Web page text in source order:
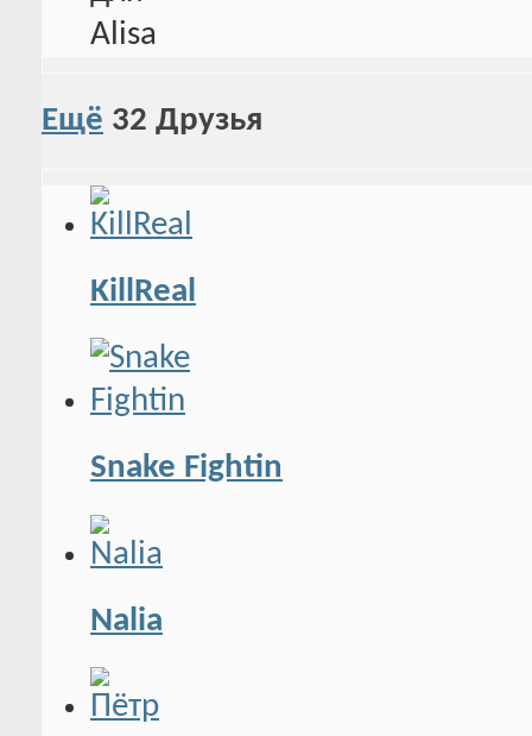
Ещё 32 Друзья
KillReal
Snake Fightin
Nalia